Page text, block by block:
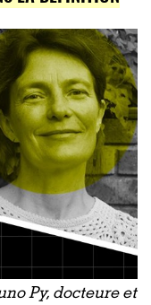
Py, docteure et